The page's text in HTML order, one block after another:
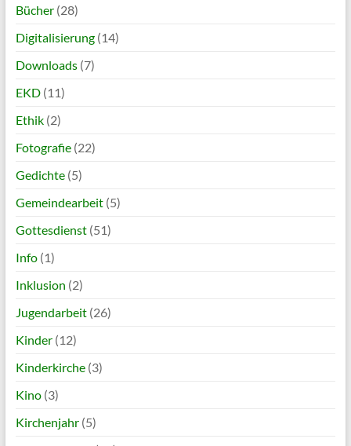
Bücher(28)
Digitalisierung(14)
Downloads(7)
EKD(11)
Ethik(2)
Fotografie(22)
Gedichte(5)
Gemeindearbeit(5)
Gottesdienst(51)
Info(1)
Inklusion (2)
Jugendarbeit(26)
Kinder(12)
Kinderkirche(3)
Kino(3)
Kirchenjahr(5)